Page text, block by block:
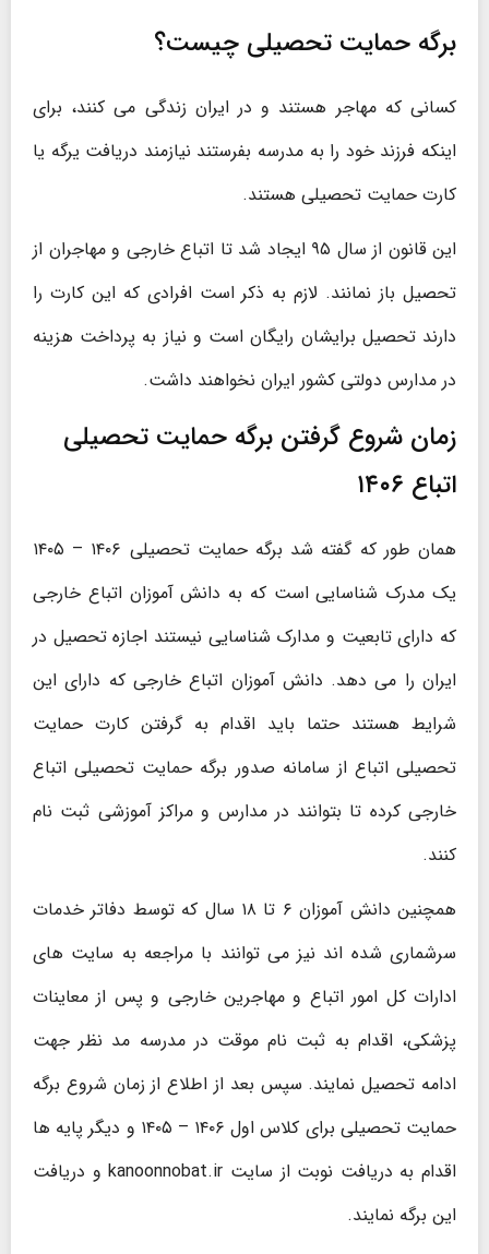
برگه حمایت تحصیلی چیست؟
کسانی که مهاجر هستند و در ایران زندگی می کنند، برای
اینکه فرزند خود را به مدرسه بفرستند نیازمند دریافت یرگه یا
کارت حمایت تحصیلی هستند.
این قانون از سال ۹۵ ایجاد شد تا اتباع خارجی و مهاجران از
تحصیل باز نمانند. لازم به ذکر است افرادی که این کارت را
دارند تحصیل برایشان رایگان است و نیاز به پرداخت هزینه
در مدارس دولتی کشور ایران نخواهند داشت.
زمان شروع گرفتن برگه حمایت تحصیلی
اتباع ۱۴۰۶
همان طور که گفته شد برگه حمایت تحصیلی ۱۴۰۶ – ۱۴۰۵
یک مدرک شناسایی است که به دانش ‌آموزان اتباع خارجی
که دارای تابعیت و مدارک شناسایی نیستند اجازه تحصیل در
ایران را می‌ دهد. دانش ‌آموزان اتباع خارجی که دارای این
شرایط هستند حتما باید اقدام به گرفتن کارت حمایت
تحصیلی اتباع از سامانه صدور برگه حمایت تحصیلی اتباع
خارجی کرده تا بتوانند در مدارس و مراکز آموزشی ثبت ‌نام
کنند.
همچنین دانش آموزان ۶ تا ۱۸ سال که توسط دفاتر خدمات
سرشماری شده اند نیز می توانند با مراجعه به سایت های
ادارات کل امور اتباع و مهاجرین خارجی و پس از معاینات
پزشکی، اقدام به ثبت نام موقت در مدرسه مد نظر جهت
ادامه تحصیل نمایند. سپس بعد از اطلاع از زمان شروع برگه
حمایت تحصیلی برای کلاس اول ۱۴۰۶ – ۱۴۰۵ و دیگر پایه ها
اقدام به دریافت نوبت از سایت kanoonnobat.ir و دریافت
این برگه نمایند.